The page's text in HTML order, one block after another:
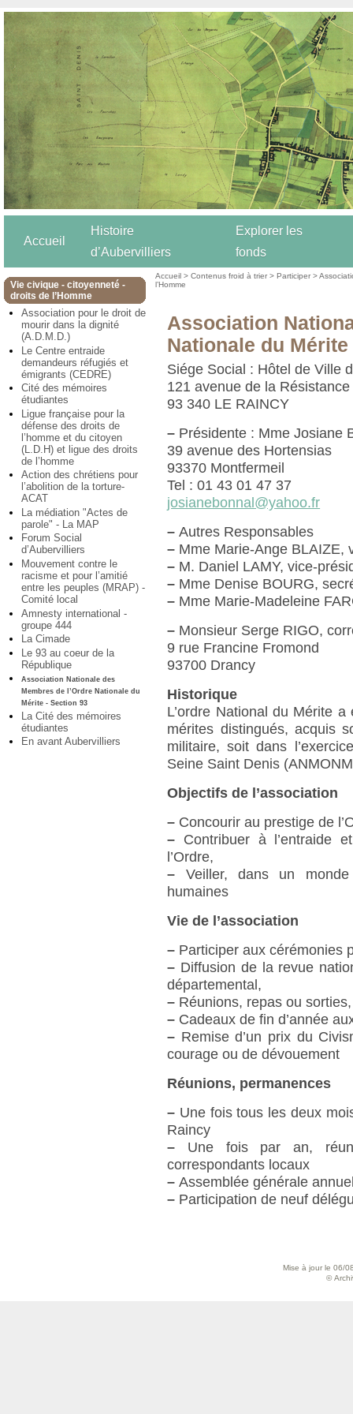
Accueil
Histoire
d’Aubervilliers
Explorer les
fonds
Vie civique - citoyenneté -
droits de l’Homme
Association pour le droit de
mourir dans la dignité
(A.D.M.D.)
Le Centre entraide
demandeurs réfugiés et
émigrants (CEDRE)
Cité des mémoires
étudiantes
Ligue française pour la
défense des droits de
l’homme et du citoyen
(L.D.H) et ligue des droits
de l’homme
Action des chrétiens pour
l’abolition de la torture-
ACAT
La médiation "Actes de
parole" - La MAP
Forum Social
d’Aubervilliers
Mouvement contre le
racisme et pour l’amitié
entre les peuples (MRAP) -
Comité local
Amnesty international -
groupe 444
La Cimade
Le 93 au coeur de la
République
Association Nationale des
Membres de l’Ordre Nationale du
Mérite - Section 93
La Cité des mémoires
étudiantes
En avant Aubervilliers
Accueil >Contenus froid à trier >Participer >
l’Homme
Association
Nationale du
Siége Social : Hôtel de Ville
121 avenue de la Résistance
93 340 LE RAINCY
– Présidente : Mme Josiane
39 avenue des Hortensias
93370 Montfermeil
Tel : 01 43 01 47 37
josianebonnal@yahoo.fr
– Autres Responsables
– Mme Marie-Ange BLAIZE,
– M. Daniel LAMY, vice-
– Mme Denise BOURG,
– Mme Marie-Madeleine
– Monsieur Serge RIGO,
9 rue Francine Fromond
93700 Drancy
Historique
L’ordre National du Mérite
mérites distingués, acquis
militaire, soit dans
Seine Saint Denis
Objectifs de l’association
– Concourir au prestige de
– Contribuer à l’entraide
l’Ordre,
– Veiller, dans un
humaines
Vie de l’association
– Participer aux cérémonies
– Diffusion de la revue
départemental,
– Réunions, repas ou sorties,
– Cadeaux de fin d’année
– Remise d’un prix du
courage ou de dévouement
Réunions, permanences
– Une fois tous les deux
Raincy
– Une fois par an,
correspondants locaux
– Assemblée générale
– Participation de neuf
Mise à jour le 06/
©